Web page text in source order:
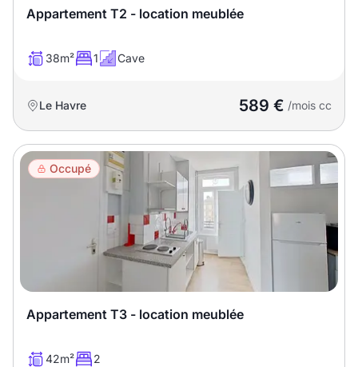
Appartement T2 - location meublée
38m² 1 Cave
Le Havre 589 € /mois cc
Occupé
Appartement T3 - location meublée
42m² 2